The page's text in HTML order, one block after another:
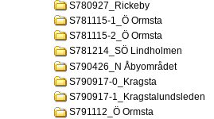
S780927_Rickeby
S781115-1_Ö Ormsta
S781115-2_Ö Ormsta
S781214_SÖ Lindholmen
S790426_N Åbyområdet
S790917-0_Kragsta
S790917-1_Kragstalundsleden
S791112_Ö Ormsta